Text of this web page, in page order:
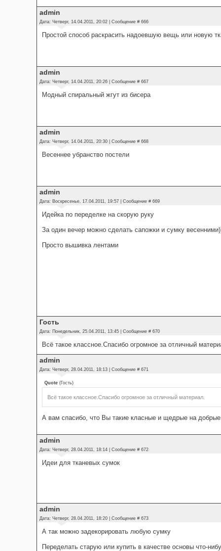
admin
Дата: Четверг, 14.04.2011, 20:02 | Сообщение # 666
Простой способ раскрасить надоевшую вещь или новую
admin
Дата: Четверг, 14.04.2011, 20:26 | Сообщение # 667
Модный спиральный жгут из бисера
admin
Дата: Четверг, 14.04.2011, 20:30 | Сообщение # 668
Весеннее убранство постели
admin
Дата: Воскресенье, 17.04.2011, 19:57 | Сообщение # 669
Идейка по переделке на скорую руку
За один вечер можно сделать сапожки и сумку
Просто вышивка лентами
Гость
Дата: Понедельник, 25.04.2011, 13:45 | Сообщение # 670
Всё такое классное.Спасибо огромное за отличный
admin
Дата: Четверг, 28.04.2011, 18:13 | Сообщение # 671
Quote (Гость)
Всё такое классное.Спасибо огромное за отличный материал.
А вам спасибо, что Вы такие класные и щедрые на
admin
Дата: Четверг, 28.04.2011, 18:14 | Сообщение # 672
Идеи для тканевых сумок
admin
Дата: Четверг, 28.04.2011, 18:20 | Сообщение # 673
А так можно задекорировать любую сумку
Переделать старую или купить в качестве основы что-